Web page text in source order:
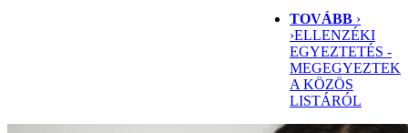
TOVÁBB ›
›ELLENZÉKI
EGYEZTETÉS -
MEGEGYEZTEK
A KÖZÖS
LISTÁRÓL